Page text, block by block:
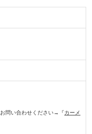
問い合わせください→『カーメ